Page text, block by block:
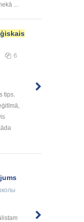
...
6
tips.